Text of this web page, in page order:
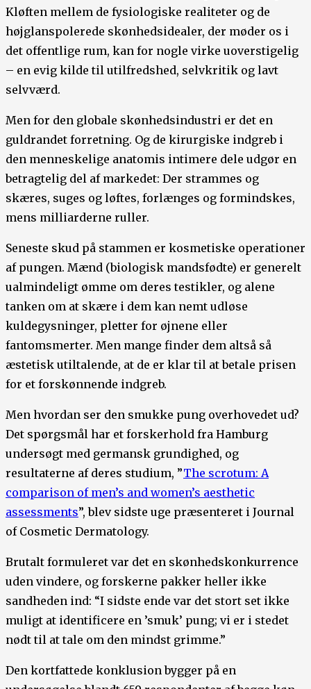
Kløften mellem de fysiologiske realiteter og de
højglanspolerede skønhedsidealer, der møder os i
det offentlige rum, kan for nogle virke uoverstigelig
– en evig kilde til utilfredshed, selvkritik og lavt
selvværd.
Men for den globale skønhedsindustri er det en
guldrandet forretning. Og de kirurgiske indgreb i
den menneskelige anatomis intimere dele udgør en
betragtelig del af markedet: Der strammes og
skæres, suges og løftes, forlænges og formindskes,
mens milliarderne ruller.
Seneste skud på stammen er kosmetiske operationer
af pungen. Mænd (biologisk mandsfødte) er generelt
ualmindeligt ømme om deres testikler, og alene
tanken om at skære i dem kan nemt udløse
kuldegysninger, pletter for øjnene eller
fantomsmerter. Men mange finder dem altså så
æstetisk utiltalende, at de er klar til at betale prisen
for et forskønnende indgreb.
Men hvordan ser den smukke pung overhovedet ud?
Det spørgsmål har et forskerhold fra Hamburg
undersøgt med germansk grundighed, og
resultaterne af deres studium, ”The scrotum: A
comparison of men’s and women’s aesthetic
assessments”, blev sidste uge præsenteret i Journal
of Cosmetic Dermatology.
Brutalt formuleret var det en skønhedskonkurrence
uden vindere, og forskerne pakker heller ikke
sandheden ind: “I sidste ende var det stort set ikke
muligt at identificere en ’smuk’ pung; vi er i stedet
nødt til at tale om den mindst grimme.”
Den kortfattede konklusion bygger på en